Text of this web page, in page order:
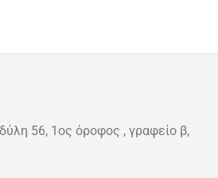
56, 1ος όροφος , γραφείο β,